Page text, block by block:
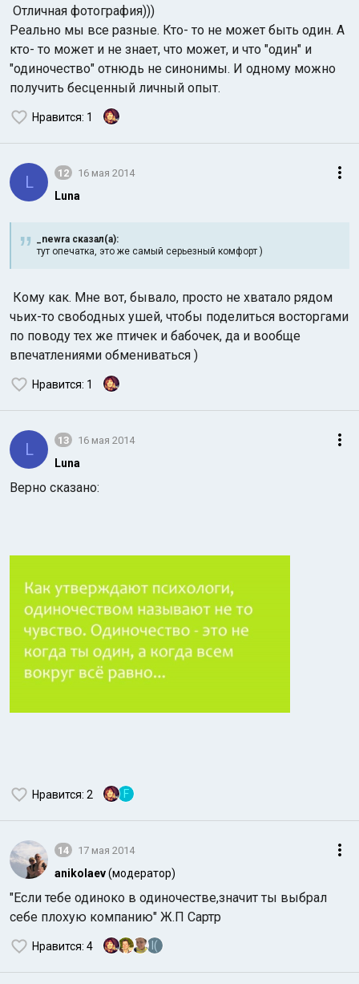
Отличная фотография)))
Реально мы все разные. Кто- то не может быть один. А
кто- то может и не знает, что может, и что "один" и
"одиночество" отнюдь не синонимы. И одному можно
получить бесценный личный опыт.
Нравится: 1
L 12 16 мая 2014
Luna
_newra сказал(а):
тут опечатка, это же самый серьезный комфорт )
Кому как. Мне вот, бывало, просто не хватало рядом
чьих-то свободных ушей, чтобы поделиться восторгами
по поводу тех же птичек и бабочек, да и вообще
впечатлениями обмениваться )
Нравится: 1
L 13 16 мая 2014
Luna
Верно сказано:
Нравится: 2 F
14 17 мая 2014
anikolaev(модератор)
"Если тебе одиноко в одиночестве,значит ты выбрал
себе плохую компанию" Ж.П Сартр
Нравится: 4 I(